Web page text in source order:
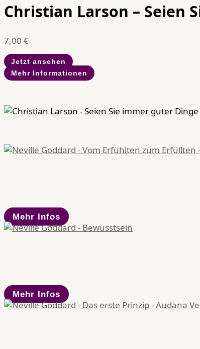
Christian Larson – Seien
7,00 €
Jetzt ansehen
Mehr Informationen
Mehr Infos
Mehr Infos